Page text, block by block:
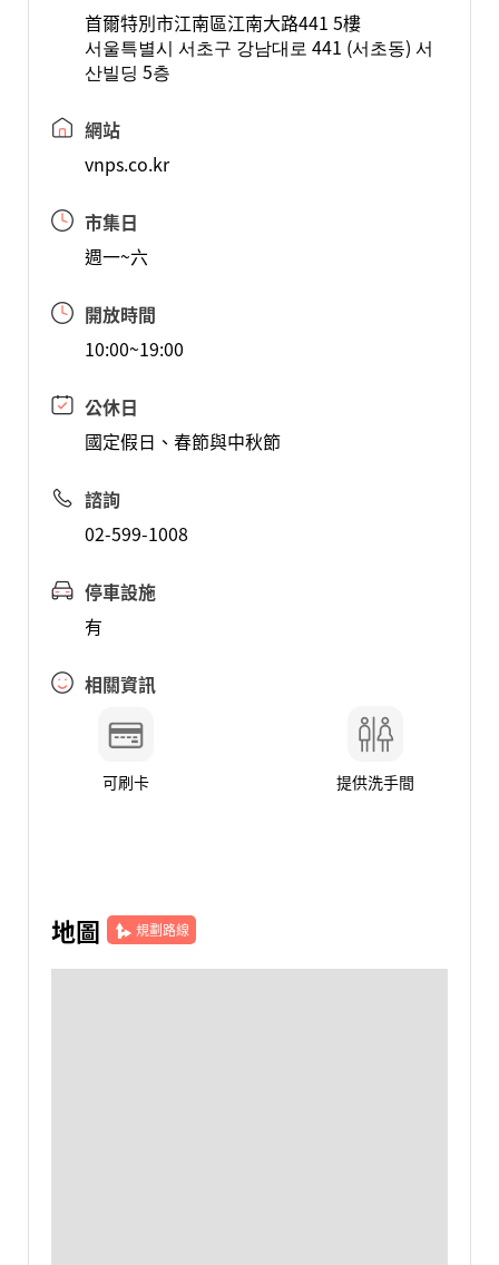
首爾特別市江南區江南大路441 5樓
서울특별시 서초구 강남대로 441 (서초동) 서
산빌딩 5층
網站
vnps.co.kr
市集日
週一~六
開放時間
10:00~19:00
公休日
國定假日、春節與中秋節
諮詢
02-599-1008
停車設施
有
相關資訊
可刷卡 提供洗手間
地圖 規劃路線